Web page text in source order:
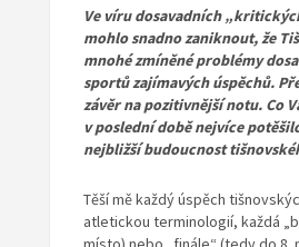
Ve víru dosavadních
mohlo snadno zaniknout, že
mnohé zmíněné problémy
sportů zajímavých úspěchů.
závěr na pozitivnější notu. Co
v poslední době nejvíce
nejbližší budoucnost
Těší mě každý úspěch
atletickou terminologií, každá